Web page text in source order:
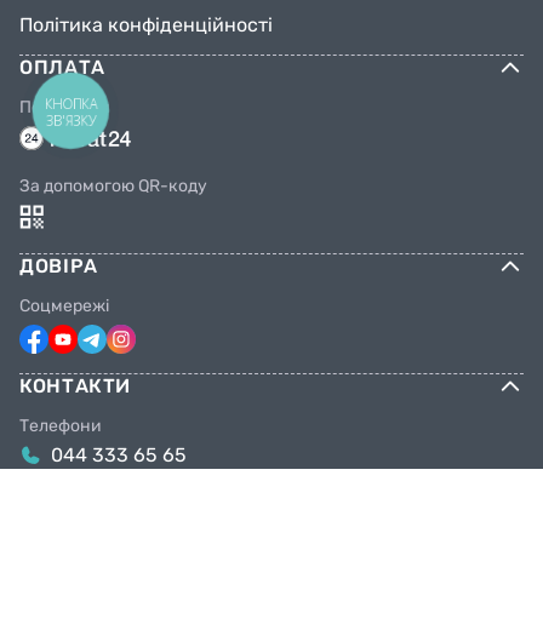
Політика конфіденційності
ОПЛАТА
Переказом
За допомогою QR-коду
ДОВІРА
Соцмережі
КОНТАКТИ
Телефони
044 333 65 65
КНОПКА
ЗВ'ЯЗКУ